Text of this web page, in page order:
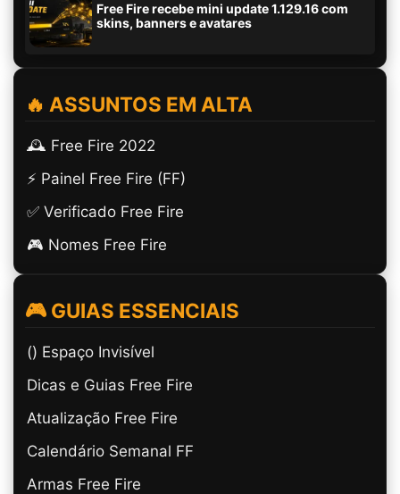
Free Fire recebe mini update 1.129.16 com
skins, banners e avatares
🔥 ASSUNTOS EM ALTA
🕰️ Free Fire 2022
⚡ Painel Free Fire (FF)
✅ Verificado Free Fire
🎮 Nomes Free Fire
🎮 GUIAS ESSENCIAIS
(ㅤ) Espaço Invisível
Dicas e Guias Free Fire
Atualização Free Fire
Calendário Semanal FF
Armas Free Fire